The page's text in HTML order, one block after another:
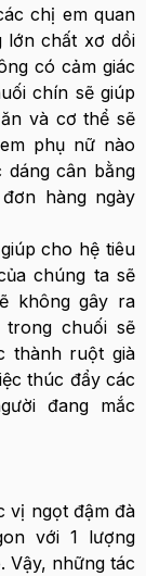
chị em quan
lớn chất xơ dồi
có cảm giác
chín sẽ giúp
và cơ thể sẽ
phụ nữ nào
dáng cân bằng
hàng ngày
cho hệ tiêu
chúng ta sẽ
không gây ra
chuối sẽ
thành ruột già
thúc đẩy các
đang mắc
vị ngọt đậm đà
với 1 lượng
Vậy, những tác